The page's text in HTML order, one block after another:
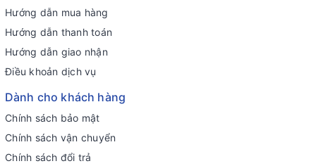
Hướng dẫn mua hàng
Hướng dẫn thanh toán
Hướng dẫn giao nhận
Điều khoản dịch vụ
Dành cho khách hàng
Chính sách bảo mật
Chính sách vận chuyển
Chính sách đổi trả